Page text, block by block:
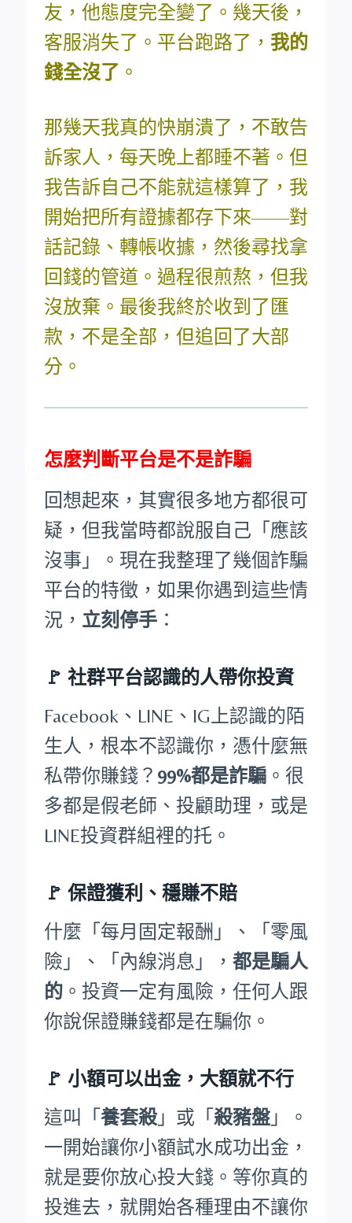
友，他態度完全變了。幾天後，
客服消失了。平台跑路了， 我的
錢全沒了 。
那幾天我真的快崩潰了，不敢告
訴家人，每天晚上都睡不著。但
我告訴自己不能就這樣算了，我
開始把所有證據都存下來——對
話記錄、轉帳收據，然後尋找拿
回錢的管道。過程很煎熬，但我
沒放棄。最後我終於收到了匯
款，不是全部，但追回了大部
分。
怎麼判斷平台是不是詐騙
回想起來，其實很多地方都很可
疑，但我當時都說服自己「應該
沒事」。現在我整理了幾個詐騙
平台的特徵，如果你遇到這些情
況， 立刻停手 ：
🚩 社群平台認識的人帶你投資
Facebook、LINE、IG上認識的陌
生人，根本不認識你，憑什麼無
私帶你賺錢？ 99%都是詐騙 。很
多都是假老師、投顧助理，或是
LINE投資群組裡的托。
🚩 保證獲利、穩賺不賠
什麼「每月固定報酬」、「零風
險」、「內線消息」， 都是騙人
的 。投資一定有風險，任何人跟
你說保證賺錢都是在騙你。
🚩 小額可以出金，大額就不行
這叫「 養套殺」或「 殺豬盤 」。
一開始讓你小額試水成功出金，
就是要你放心投大錢。等你真的
投進去，就開始各種理由不讓你